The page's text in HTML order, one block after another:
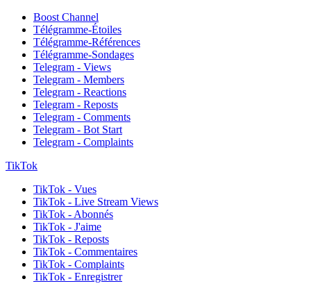
Boost Channel
Télégramme-Étoiles
Télégramme-Références
Télégramme-Sondages
Telegram - Views
Telegram - Members
Telegram - Reactions
Telegram - Reposts
Telegram - Comments
Telegram - Bot Start
Telegram - Complaints
TikTok
TikTok - Vues
TikTok - Live Stream Views
TikTok - Abonnés
TikTok - J'aime
TikTok - Reposts
TikTok - Commentaires
TikTok - Complaints
TikTok - Enregistrer